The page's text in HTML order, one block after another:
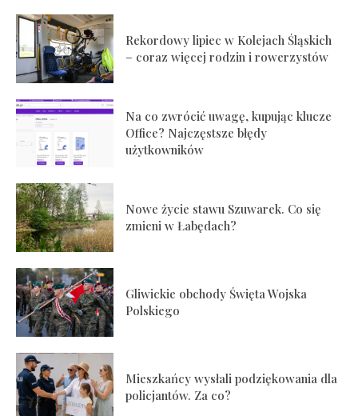
Rekordowy lipiec w Kolejach Śląskich
– coraz więcej rodzin i rowerzystów
Na co zwrócić uwagę, kupując klucze
Office? Najczęstsze błędy
użytkowników
Nowe życie stawu Szuwarek. Co się
zmieni w Łabędach?
Gliwickie obchody Święta Wojska
Polskiego
Mieszkańcy wysłali podziękowania dla
policjantów. Za co?